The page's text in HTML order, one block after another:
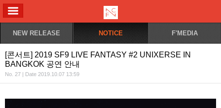
NEW RELEASE NOTICE F'MEDIA
[콘서트] 2019 SF9 LIVE FANTASY #2 UNIXERSE IN
BANGKOK 공연 안내
No. 27 | Date 2019.10.07 13:59